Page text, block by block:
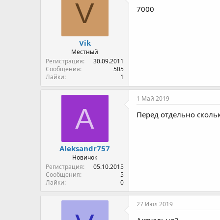
V
Vik
Местный
Регистрация
30.09.2011
Сообщения
505
Лайки
1
7000
A
Aleksandr757
Новичок
Регистрация
05.10.2015
Сообщения
5
Лайки
0
1 Май 2019
Перед отдельно
27 Июл 2019